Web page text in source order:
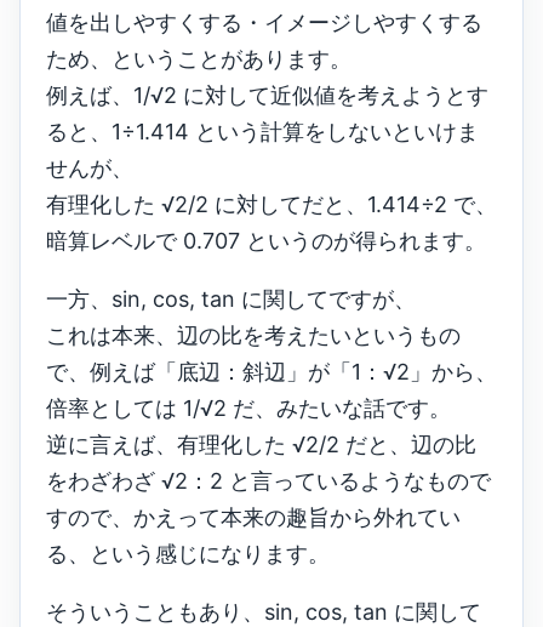
値を出しやすくする・イメージしやすくする
ため、ということがあります。
例えば、1/√2 に対して近似値を考えようとす
ると、1÷1.414 という計算をしないといけま
せんが、
有理化した √2/2 に対してだと、1.414÷2 で、
暗算レベルで 0.707 というのが得られます。
一方、sin, cos, tan に関してですが、
これは本来、辺の比を考えたいというもの
で、例えば「底辺：斜辺」が「1：√2」から、
倍率としては 1/√2 だ、みたいな話です。
逆に言えば、有理化した √2/2 だと、辺の比
をわざわざ √2：2 と言っているようなもので
すので、かえって本来の趣旨から外れてい
る、という感じになります。
そういうこともあり、sin, cos, tan に関して